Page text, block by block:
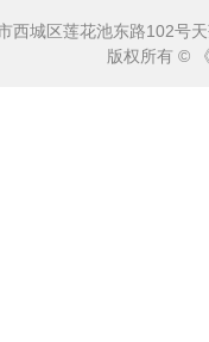
西城区莲花池东路102号
版权所有 ©